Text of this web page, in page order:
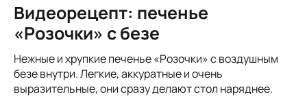
Видеорецепт: печенье
«Розочки» с безе
Нежные и хрупкие печенье «Розочки» с воздушным
безе внутри. Легкие, аккуратные и очень
выразительные, они сразу делают стол наряднее.